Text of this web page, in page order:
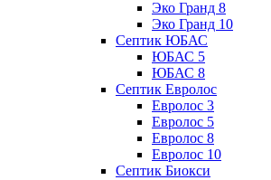
Эко Гранд 8
Эко Гранд 10
Септик ЮБАС
ЮБАС 5
ЮБАС 8
Септик Евролос
Евролос 3
Евролос 5
Евролос 8
Евролос 10
Септик Биокси